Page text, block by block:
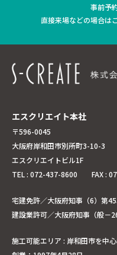
エスクリエイト本社
〒596-0045
大阪府岸和田市別所町3-10-3
エスクリエイトビル1F
TEL : 072-437-8600 FAX :
宅建免許／大阪府知事（6）第
建設業許可／大阪府知事（般－
施工可能エリア : 岸和田市を中
事前予
直接来場などの場合は